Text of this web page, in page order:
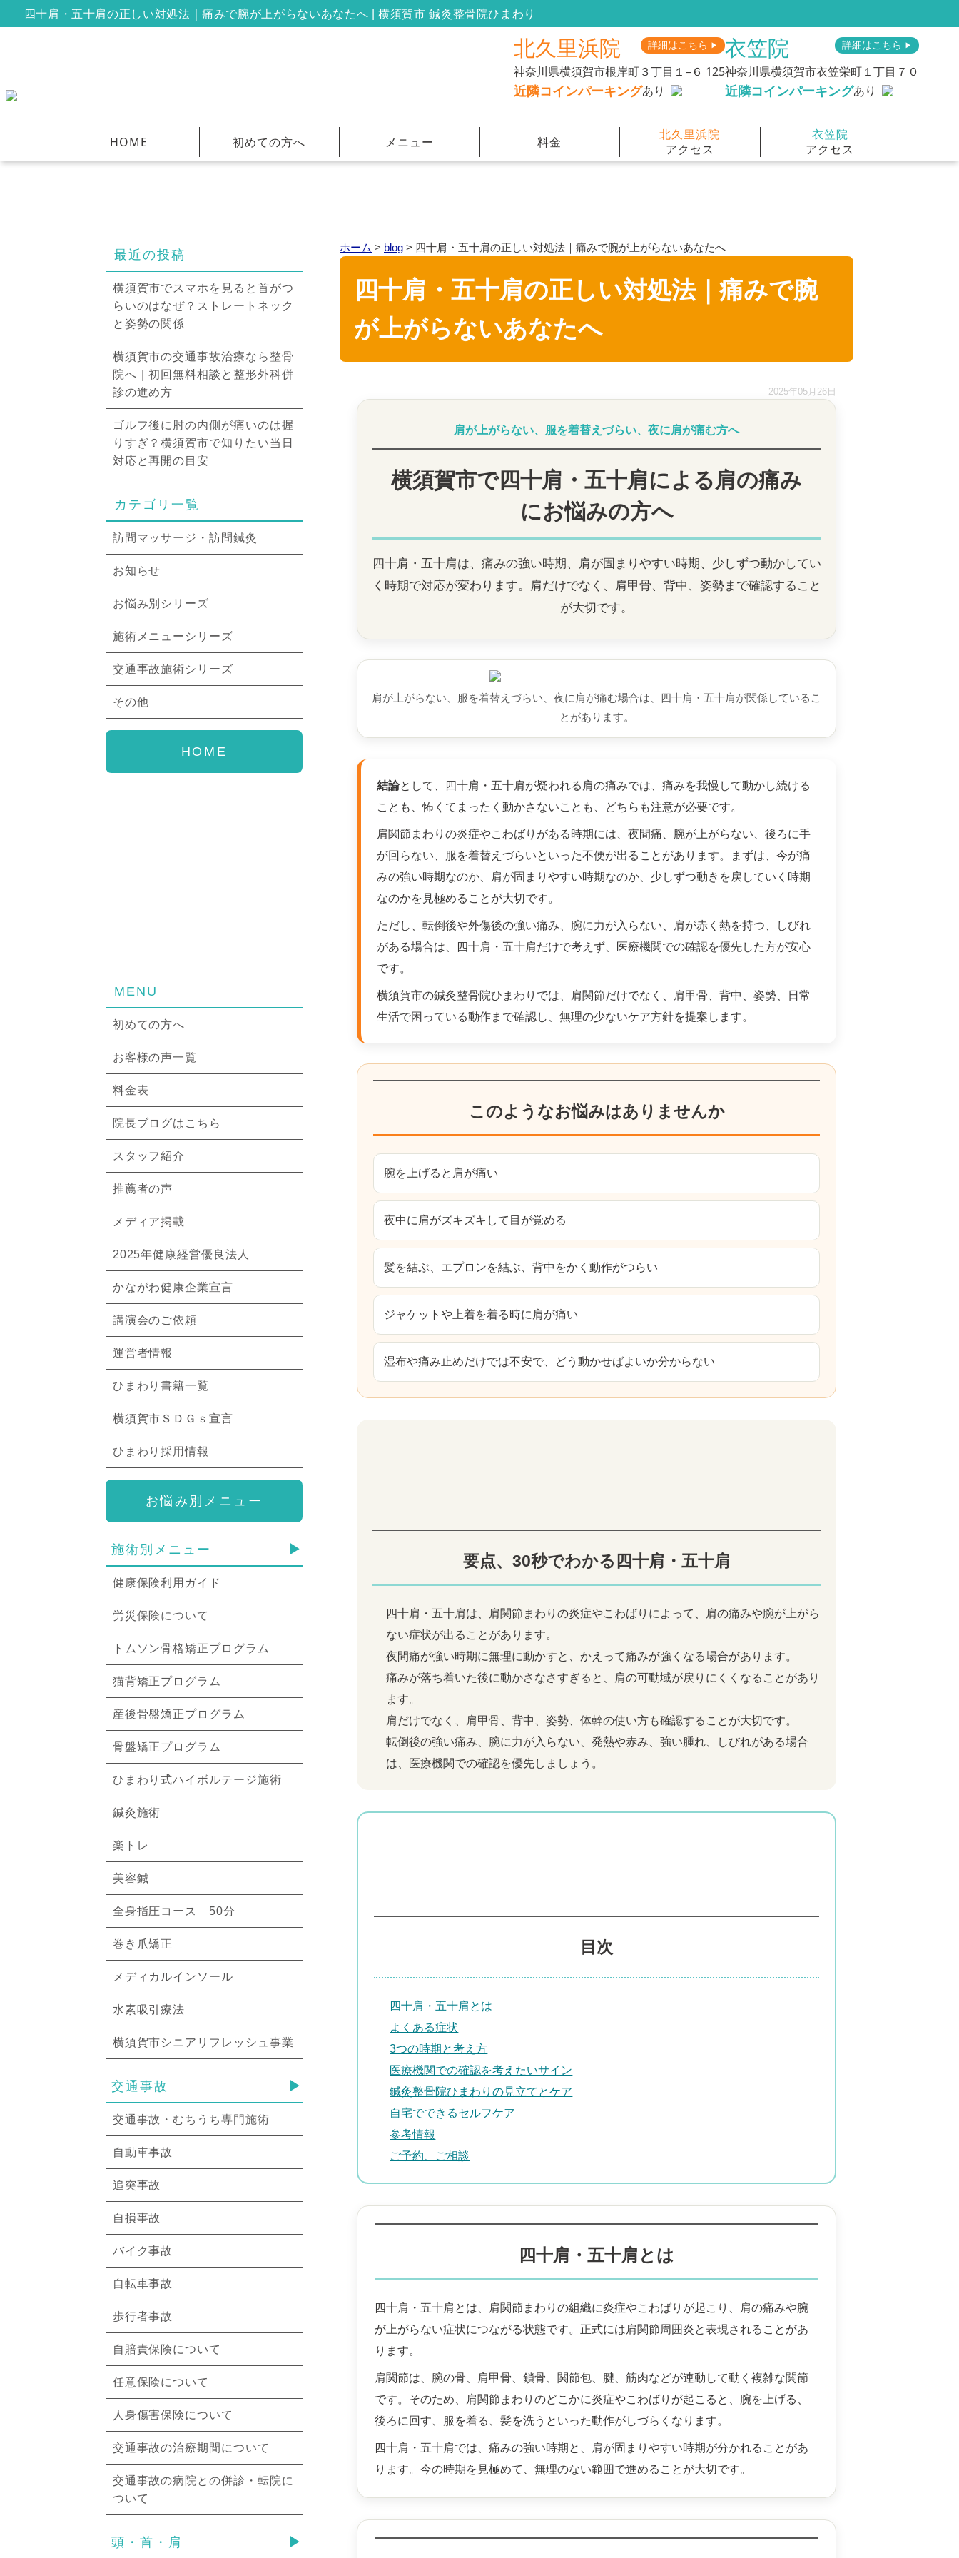
四十肩・五十肩の正しい対処法｜痛みで腕が上がらないあなたへ | 横須賀市 鍼灸整骨院ひまわり
北久里浜院 詳細はこちら ▶︎
神奈川県横須賀市根岸町３丁目１−６ 125
近隣コインパーキングあり
衣笠院 詳細はこちら ▶︎
神奈川県横須賀市衣笠栄町１丁目７０
近隣コインパーキングあり
HOME 初めての方へ メニュー 料金
北久里浜院
アクセス
衣笠院
アクセス
ホーム > blog > 四十肩・五十肩の正しい対処法｜痛みで腕が上がらないあなたへ
四十肩・五十肩の正しい対処法｜痛みで腕
が上がらないあなたへ
2025年05月26日
肩が上がらない、服を着替えづらい、夜に肩が痛む方へ
横須賀市で四十肩・五十肩による肩の痛み
にお悩みの方へ
四十肩・五十肩は、痛みの強い時期、肩が固まりやすい時期、少しずつ動かしてい
く時期で対応が変わります。肩だけでなく、肩甲骨、背中、姿勢まで確認すること
が大切です。
肩が上がらない、服を着替えづらい、夜に肩が痛む場合は、四十肩・五十肩が関係しているこ
とがあります。
結論として、四十肩・五十肩が疑われる肩の痛みでは、痛みを我慢して動かし続ける
ことも、怖くてまったく動かさないことも、どちらも注意が必要です。
肩関節まわりの炎症やこわばりがある時期には、夜間痛、腕が上がらない、後ろに手
が回らない、服を着替えづらいといった不便が出ることがあります。まずは、今が痛
みの強い時期なのか、肩が固まりやすい時期なのか、少しずつ動きを戻していく時期
なのかを見極めることが大切です。
ただし、転倒後や外傷後の強い痛み、腕に力が入らない、肩が赤く熱を持つ、しびれ
がある場合は、四十肩・五十肩だけで考えず、医療機関での確認を優先した方が安心
です。
横須賀市の鍼灸整骨院ひまわりでは、肩関節だけでなく、肩甲骨、背中、姿勢、日常
生活で困っている動作まで確認し、無理の少ないケア方針を提案します。
このようなお悩みはありませんか
腕を上げると肩が痛い
夜中に肩がズキズキして目が覚める
髪を結ぶ、エプロンを結ぶ、背中をかく動作がつらい
ジャケットや上着を着る時に肩が痛い
湿布や痛み止めだけでは不安で、どう動かせばよいか分からない
要点、30秒でわかる四十肩・五十肩
四十肩・五十肩は、肩関節まわりの炎症やこわばりによって、肩の痛みや腕が上がら
ない症状が出ることがあります。
夜間痛が強い時期に無理に動かすと、かえって痛みが強くなる場合があります。
痛みが落ち着いた後に動かさなさすぎると、肩の可動域が戻りにくくなることがあり
ます。
肩だけでなく、肩甲骨、背中、姿勢、体幹の使い方も確認することが大切です。
転倒後の強い痛み、腕に力が入らない、発熱や赤み、強い腫れ、しびれがある場合
は、医療機関での確認を優先しましょう。
目次
四十肩・五十肩とは
よくある症状
3つの時期と考え方
医療機関での確認を考えたいサイン
鍼灸整骨院ひまわりの見立てとケア
自宅でできるセルフケア
参考情報
ご予約、ご相談
四十肩・五十肩とは
四十肩・五十肩とは、肩関節まわりの組織に炎症やこわばりが起こり、肩の痛みや腕
が上がらない症状につながる状態です。正式には肩関節周囲炎と表現されることがあ
ります。
肩関節は、腕の骨、肩甲骨、鎖骨、関節包、腱、筋肉などが連動して動く複雑な関節
です。そのため、肩関節まわりのどこかに炎症やこわばりが起こると、腕を上げる、
後ろに回す、服を着る、髪を洗うといった動作がしづらくなります。
四十肩・五十肩では、痛みの強い時期と、肩が固まりやすい時期が分かれることがあ
ります。今の時期を見極めて、無理のない範囲で進めることが大切です。
最近の投稿
横須賀市でスマホを見ると首がつ
らいのはなぜ？ストレートネック
と姿勢の関係
横須賀市の交通事故治療なら整骨
院へ｜初回無料相談と整形外科併
診の進め方
ゴルフ後に肘の内側が痛いのは握
りすぎ？横須賀市で知りたい当日
対応と再開の目安
カテゴリ一覧
訪問マッサージ・訪問鍼灸
お知らせ
お悩み別シリーズ
施術メニューシリーズ
交通事故施術シリーズ
その他
HOME
MENU
初めての方へ
お客様の声一覧
料金表
院長ブログはこちら
スタッフ紹介
推薦者の声
メディア掲載
2025年健康経営優良法人
かながわ健康企業宣言
講演会のご依頼
運営者情報
ひまわり書籍一覧
横須賀市ＳＤＧｓ宣言
ひまわり採用情報
お悩み別メニュー
施術別メニュー
健康保険利用ガイド
労災保険について
トムソン骨格矯正プログラム
猫背矯正プログラム
産後骨盤矯正プログラム
骨盤矯正プログラム
ひまわり式ハイボルテージ施術
鍼灸施術
楽トレ
美容鍼
全身指圧コース 50分
巻き爪矯正
メディカルインソール
水素吸引療法
横須賀市シニアリフレッシュ事業
交通事故
交通事故・むちうち専門施術
自動車事故
追突事故
自損事故
バイク事故
自転車事故
歩行者事故
自賠責保険について
任意保険について
人身傷害保険について
交通事故の治療期間について
交通事故の病院との併診・転院に
ついて
頭・首・肩